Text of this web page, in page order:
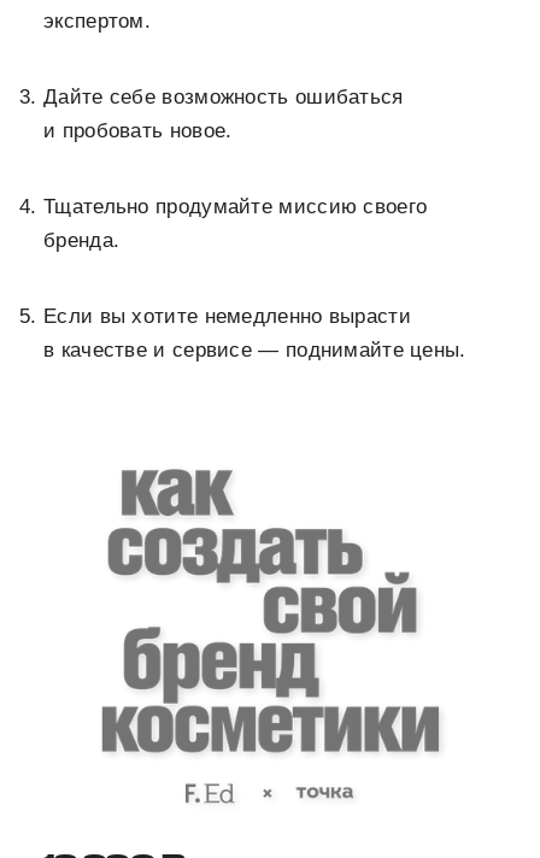
экспертом.
Дайте себе возможность ошибаться
и пробовать новое.
Тщательно продумайте миссию своего
бренда.
Если вы хотите немедленно вырасти
в качестве и сервисе — поднимайте цены.